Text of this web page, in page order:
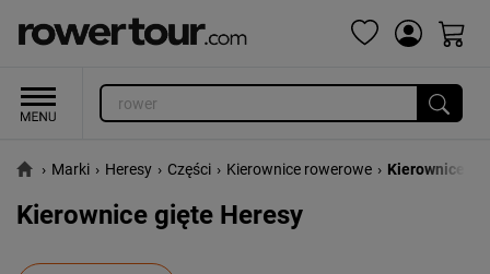
› Marki › Heresy › Części › Kierownice rowerowe › Kierownice
Kierownice gięte Heresy